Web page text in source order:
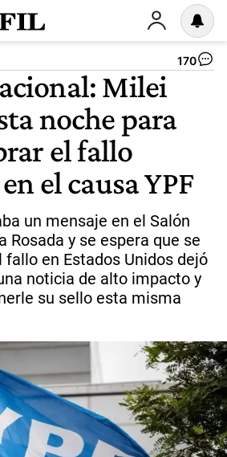
170
Milei
noche para
el fallo
el causa YPF
un mensaje en el Salón
Rosada y se espera que se
fallo en Estados Unidos dejó
noticia de alto impacto y
su sello esta misma